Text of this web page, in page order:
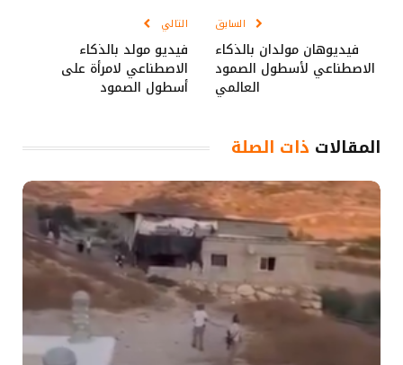
السابق
فيديوهان مولدان بالذكاء
الاصطناعي لأسطول الصمود
العالمي
التالي
فيديو مولد بالذكاء
الاصطناعي لامرأة على
أسطول الصمود
المقالات ذات الصلة